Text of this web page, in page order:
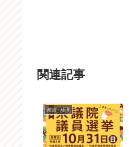
関連記事
政治・経済